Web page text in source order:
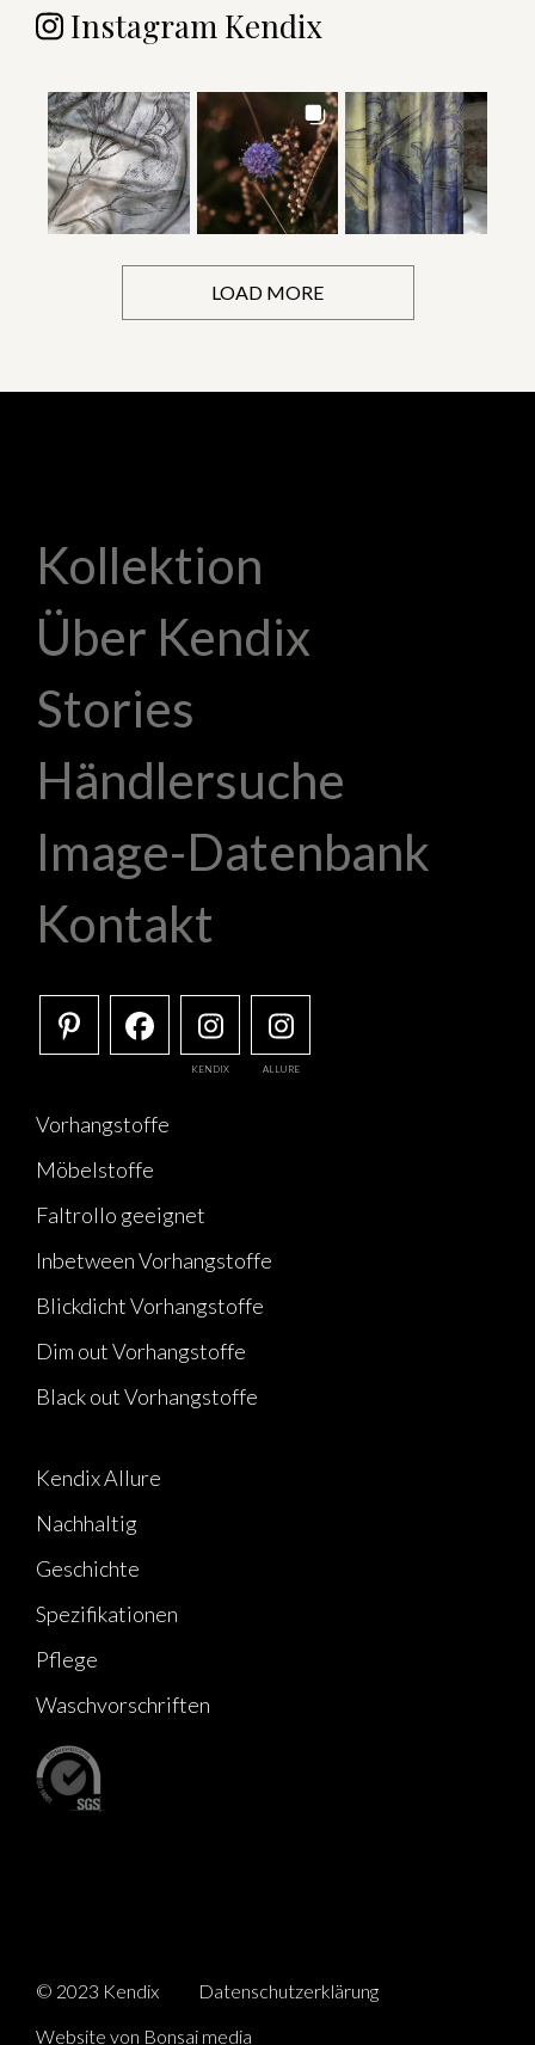
Instagram Kendix
LOAD MORE
Kollektion
Über Kendix
Stories
Händlersuche
Image-Datenbank
Kontakt
KENDIX ALLURE
Vorhangstoffe
Möbelstoffe
Faltrollo geeignet
Inbetween Vorhangstoffe
Blickdicht Vorhangstoffe
Dim out Vorhangstoffe
Black out Vorhangstoffe
Kendix Allure
Nachhaltig
Geschichte
Spezifikationen
Pflege
Waschvorschriften
© 2023 Kendix
Datenschutzerklärung
Website von Bonsai media